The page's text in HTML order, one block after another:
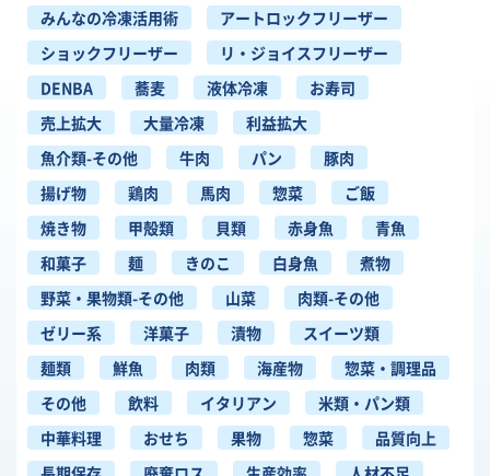
みんなの冷凍活用術
アートロックフリーザー
ショックフリーザー
リ・ジョイスフリーザー
DENBA
蕎麦 液体冷凍
お寿司
売上拡大
大量冷凍
利益拡大
魚介類-その他
牛肉 パン
豚肉
揚げ物
鶏肉 馬肉 惣菜
ご飯
焼き物
甲殻類 貝類 赤身魚
青魚
和菓子
麺 きのこ 白身魚
煮物
野菜・果物類-その他
山菜
肉類-その他
ゼリー系
洋菓子 漬物
スイーツ類
麺類
鮮魚 肉類 海産物
惣菜・調理品
その他
飲料 イタリアン
米類・パン類
中華料理
おせち 果物 惣菜
品質向上